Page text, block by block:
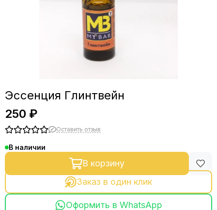
Эссенция Глинтвейн
250 ₽
Оставить отзыв
В наличии
В корзину
Заказ в один клик
Оформить в WhatsApp